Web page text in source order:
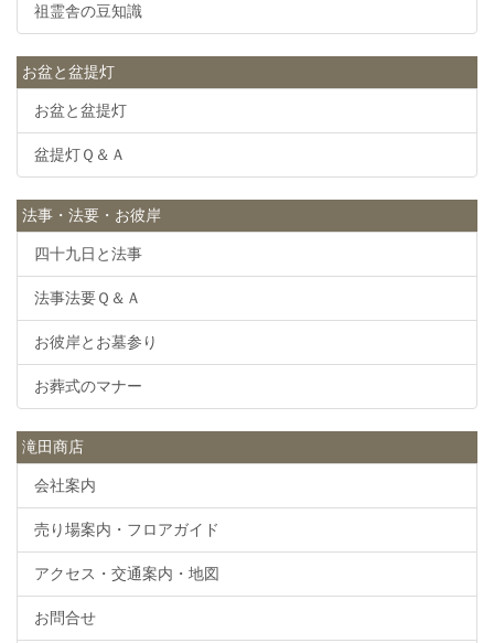
祖霊舎の豆知識
お盆と盆提灯
お盆と盆提灯
盆提灯Ｑ＆Ａ
法事・法要・お彼岸
四十九日と法事
法事法要Ｑ＆Ａ
お彼岸とお墓参り
お葬式のマナー
滝田商店
会社案内
売り場案内・フロアガイド
アクセス・交通案内・地図
お問合せ